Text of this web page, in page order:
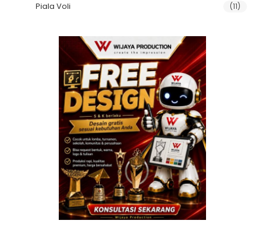
Piala Voli (11)